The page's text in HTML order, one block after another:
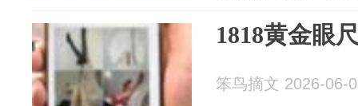
1818黄金眼
笨鸟摘文 2026-06-